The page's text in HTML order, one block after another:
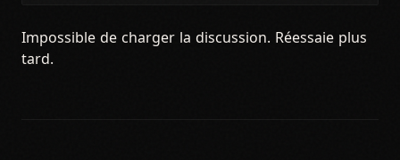
Impossible de charger la discussion. Réessaie plus
tard.